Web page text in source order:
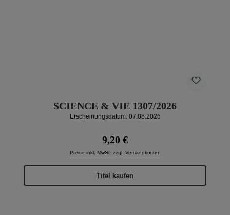
SCIENCE & VIE 1307/2026
Erscheinungsdatum: 07.08.2026
Regulärer Preis:
9,20 €
Preise inkl. MwSt. zzgl. Versandkosten
Titel kaufen